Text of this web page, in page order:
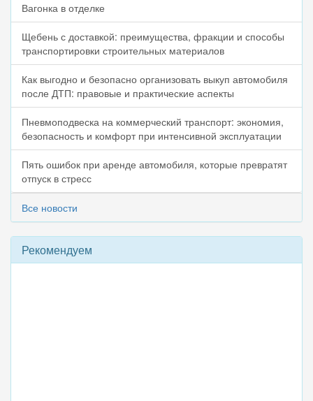
Вагонка в отделке
Щебень с доставкой: преимущества, фракции и способы
транспортировки строительных материалов
Как выгодно и безопасно организовать выкуп автомобиля
после ДТП: правовые и практические аспекты
Пневмоподвеска на коммерческий транспорт: экономия,
безопасность и комфорт при интенсивной эксплуатации
Пять ошибок при аренде автомобиля, которые превратят
отпуск в стресс
Все новости
Рекомендуем